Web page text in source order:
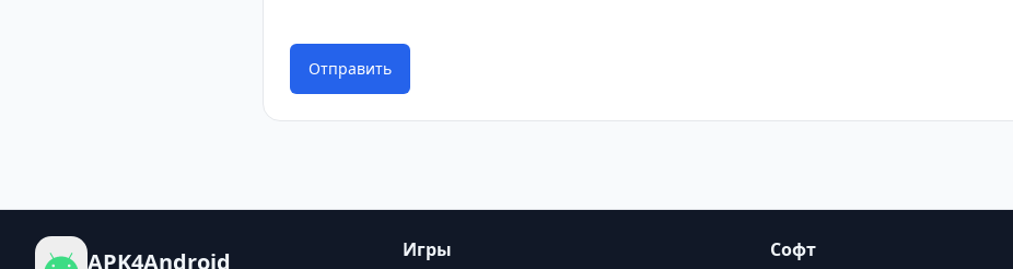
Отправить
APK4Android Игры Софт